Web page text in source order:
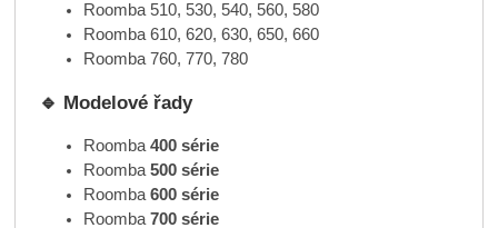
Roomba 510, 530, 540, 560, 580
Roomba 610, 620, 630, 650, 660
Roomba 760, 770, 780
🔹 Modelové řady
Roomba 400 série
Roomba 500 série
Roomba 600 série
Roomba 700 série